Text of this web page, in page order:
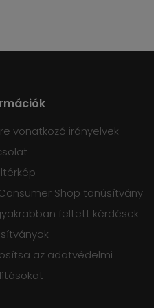
vonatkozó irányelvek
Shop tanúsítvány
feltett kérdések
az adatvédelmi